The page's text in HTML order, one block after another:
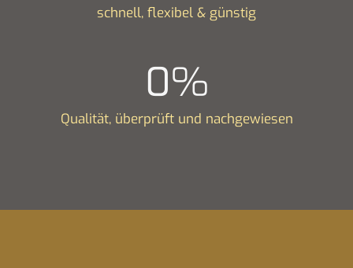
schnell, flexibel & günstig
0%
Qualität, überprüft und nachgewiesen